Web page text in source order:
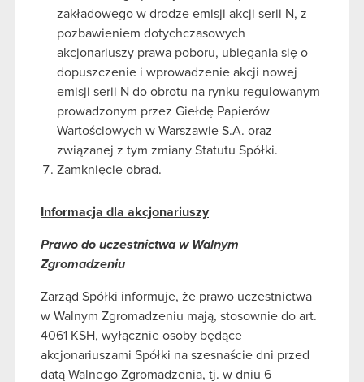
zakładowego w drodze emisji akcji serii N, z
pozbawieniem dotychczasowych
akcjonariuszy prawa poboru, ubiegania się o
dopuszczenie i wprowadzenie akcji nowej
emisji serii N do obrotu na rynku regulowanym
prowadzonym przez Giełdę Papierów
Wartościowych w Warszawie S.A. oraz
związanej z tym zmiany Statutu Spółki.
Zamknięcie obrad.
Informacja dla akcjonariuszy
Prawo do uczestnictwa w Walnym
Zgromadzeniu
Zarząd Spółki informuje, że prawo uczestnictwa
w Walnym Zgromadzeniu mają, stosownie do art.
4061 KSH, wyłącznie osoby będące
akcjonariuszami Spółki na szesnaście dni przed
datą Walnego Zgromadzenia, tj. w dniu 6